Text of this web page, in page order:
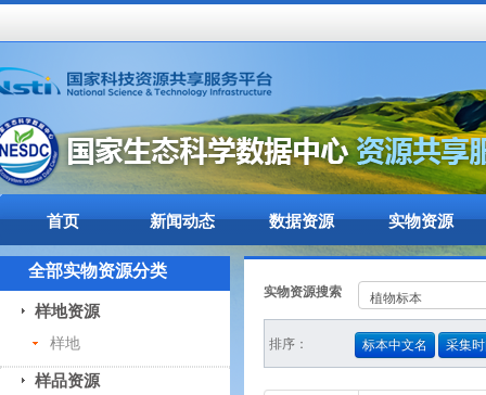
首页 新闻动态 数据资源 实物资源
全部实物资源分类
样地资源
样地
样品资源
实物资源搜索
排序： 标本中文名 采集